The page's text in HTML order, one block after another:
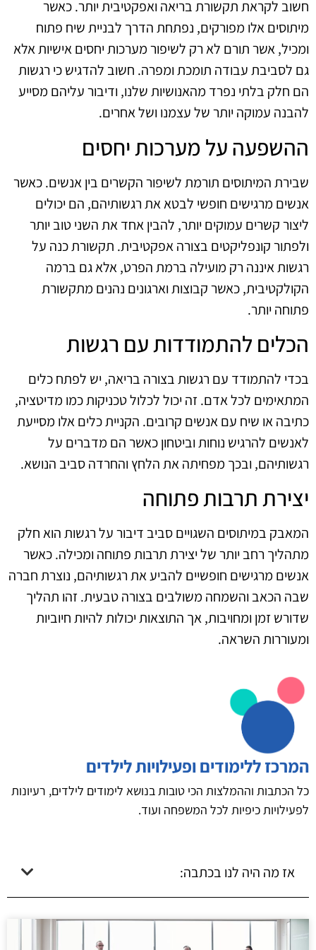
חשוב לקראת תקשורת בריאה ואפקטיבית יותר. כאשר
מיתוסים אלו מפורקים, נפתחת הדרך לבניית שיח פתוח
ומכיל, אשר תורם לא רק לשיפור מערכות יחסים אישיות אלא
גם לסביבת עבודה תומכת ומפרה. חשוב להדגיש כי רגשות
הם חלק בלתי נפרד מהאנושיות שלנו, ודיבור עליהם מסייע
להבנה עמוקה יותר של עצמנו ושל אחרים.
ההשפעה על מערכות יחסים
שבירת המיתוסים תורמת לשיפור הקשרים בין אנשים. כאשר
אנשים מרגישים חופשי לבטא את רגשותיהם, הם יכולים
ליצור קשרים עמוקים יותר, להבין אחד את השני טוב יותר
ולפתור קונפליקטים בצורה אפקטיבית. תקשורת כנה על
רגשות איננה רק מועילה ברמת הפרט, אלא גם ברמה
הקולקטיבית, כאשר קבוצות וארגונים נהנים מתקשורת
פתוחה יותר.
הכלים להתמודדות עם רגשות
בכדי להתמודד עם רגשות בצורה בריאה, יש לפתח כלים
המתאימים לכל אדם. זה יכול לכלול טכניקות כמו מדיטציה,
כתיבה או שיח עם אנשים קרובים. הקניית כלים אלו מסייעת
לאנשים להרגיש נוחות וביטחון כאשר הם מדברים על
רגשותיהם, ובכך מפחיתה את הלחץ והחרדה סביב הנושא.
יצירת תרבות פתוחה
המאבק במיתוסים השגויים סביב דיבור על רגשות הוא חלק
מתהליך רחב יותר של יצירת תרבות פתוחה ומכילה. כאשר
אנשים מרגישים חופשיים להביע את רגשותיהם, נוצרת חברה
שבה הכאב והשמחה משולבים בצורה טבעית. זהו תהליך
שדורש זמן ומחויבות, אך התוצאות יכולות להיות חיוביות
ומעוררות השראה.
המרכז ללימודים ופעילויות לילדים
כל הכתבות וההמלצות הכי טובות בנושא לימודים לילדים, רעיונות
לפעילויות כיפיות לכל המשפחה ועוד.
אז מה היה לנו בכתבה: